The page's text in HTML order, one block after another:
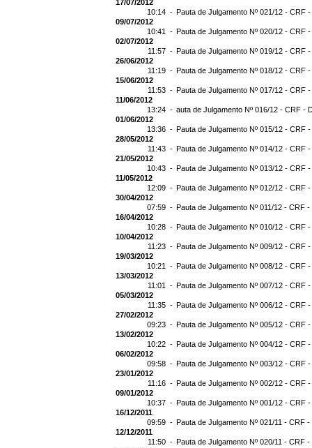
17/07/2012
10:14 - Pauta de Julgamento Nº 021/12 - CRF
09/07/2012
10:41 - Pauta de Julgamento Nº 020/12 - CRF
02/07/2012
11:57 - Pauta de Julgamento Nº 019/12 - CRF
26/06/2012
11:19 - Pauta de Julgamento Nº 018/12 - CRF
15/06/2012
11:53 - Pauta de Julgamento Nº 017/12 - CRF
11/06/2012
13:24 - auta de Julgamento Nº 016/12 - CRF -
01/06/2012
13:36 - Pauta de Julgamento Nº 015/12 - CRF
28/05/2012
11:43 - Pauta de Julgamento Nº 014/12 - CRF
21/05/2012
10:43 - Pauta de Julgamento Nº 013/12 - CRF
11/05/2012
12:09 - Pauta de Julgamento Nº 012/12 - CRF
30/04/2012
07:59 - Pauta de Julgamento Nº 011/12 - CRF
16/04/2012
10:28 - Pauta de Julgamento Nº 010/12 - CRF
10/04/2012
11:23 - Pauta de Julgamento Nº 009/12 - CRF
19/03/2012
10:21 - Pauta de Julgamento Nº 008/12 - CRF
13/03/2012
11:01 - Pauta de Julgamento Nº 007/12 - CRF
05/03/2012
11:35 - Pauta de Julgamento Nº 006/12 - CRF
27/02/2012
09:23 - Pauta de Julgamento Nº 005/12 - CRF
13/02/2012
10:22 - Pauta de Julgamento Nº 004/12 - CRF
06/02/2012
09:58 - Pauta de Julgamento Nº 003/12 - CRF
23/01/2012
11:16 - Pauta de Julgamento Nº 002/12 - CRF
09/01/2012
10:37 - Pauta de Julgamento Nº 001/12 - CRF
16/12/2011
09:59 - Pauta de Julgamento Nº 021/11 - CRF -
12/12/2011
11:50 - Pauta de Julgamento Nº 020/11 - CRF -